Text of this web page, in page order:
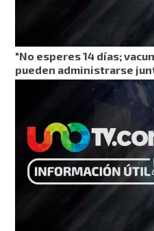
"No esperes 14 días;
pueden administrarse